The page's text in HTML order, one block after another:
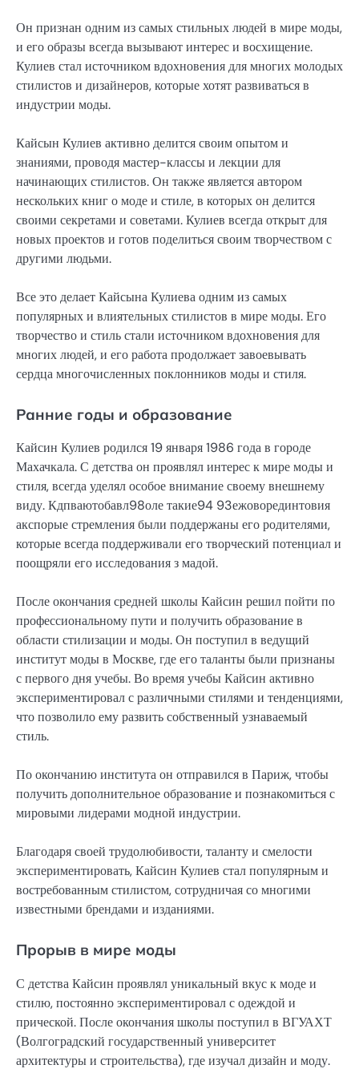
Он признан одним из самых стильных людей в мире моды,
и его образы всегда вызывают интерес и восхищение.
Кулиев стал источником вдохновения для многих молодых
стилистов и дизайнеров, которые хотят развиваться в
индустрии моды.
Кайсын Кулиев активно делится своим опытом и
знаниями, проводя мастер-классы и лекции для
начинающих стилистов. Он также является автором
нескольких книг о моде и стиле, в которых он делится
своими секретами и советами. Кулиев всегда открыт для
новых проектов и готов поделиться своим творчеством с
другими людьми.
Все это делает Кайсына Кулиева одним из самых
популярных и влиятельных стилистов в мире моды. Его
творчество и стиль стали источником вдохновения для
многих людей, и его работа продолжает завоевывать
сердца многочисленных поклонников моды и стиля.
Ранние годы и образование
Кайсин Кулиев родился 19 января 1986 года в городе
Махачкала. С детства он проявлял интерес к мире моды и
стиля, всегда уделял особое внимание своему внешнему
виду. Кдпваютобавл98оле такие94 93ежоворединтовия
акспорые стремления были поддержаны его родителями,
которые всегда поддерживали его творческий потенциал и
поощряли его исследования з мадой.
После окончания средней школы Кайсин решил пойти по
профессиональному пути и получить образование в
области стилизации и моды. Он поступил в ведущий
институт моды в Москве, где его таланты были признаны
с первого дня учебы. Во время учебы Кайсин активно
экспериментировал с различными стилями и тенденциями,
что позволило ему развить собственный узнаваемый
стиль.
По окончанию института он отправился в Париж, чтобы
получить дополнительное образование и познакомиться с
мировыми лидерами модной индустрии.
Благодаря своей трудолюбивости, таланту и смелости
экспериментировать, Кайсин Кулиев стал популярным и
востребованным стилистом, сотрудничая со многими
известными брендами и изданиями.
Прорыв в мире моды
С детства Кайсин проявлял уникальный вкус к моде и
стилю, постоянно экспериментировал с одеждой и
прической. После окончания школы поступил в ВГУАХТ
(Волгоградский государственный университет
архитектуры и строительства), где изучал дизайн и моду.